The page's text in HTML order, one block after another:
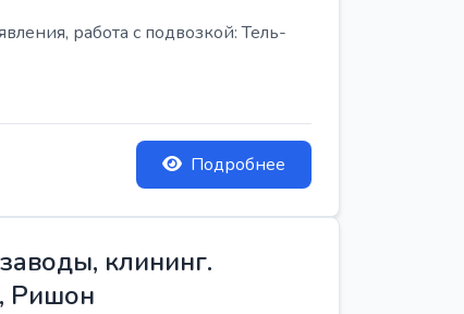
работа с подвозкой: Тель-
Подробнее
клининг.
Ришон